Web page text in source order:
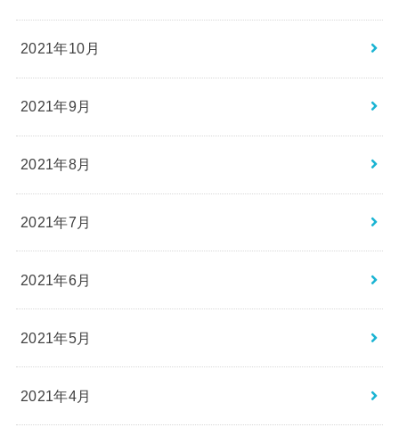
2021年10月
2021年9月
2021年8月
2021年7月
2021年6月
2021年5月
2021年4月